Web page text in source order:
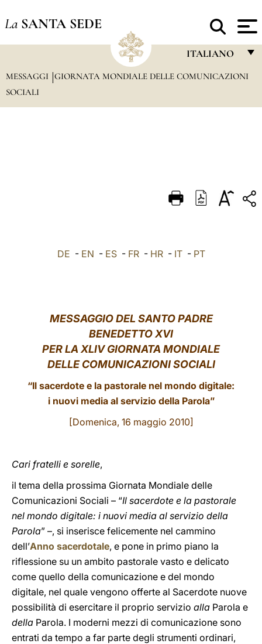
La SANTA SEDE
ITALIANO
FRANÇAIS
DEUTSCH
中文
MESSAGGI
GIORNATA MONDIALE DELLE COMUNICAZIONI
SOCIALI
DE - EN - ES- FR- HR- IT- PT
MESSAGGIO DEL SANTO PADRE
BENEDETTO XVI
PER LA XLIV GIORNATA MONDIALE
DELLE COMUNICAZIONI SOCIALI
“Il sacerdote e la pastorale nel mondo digitale:
i nuovi media al servizio della Parola”
[Domenica, 16 maggio 2010]
Cari fratelli e sorelle,
il tema della prossima Giornata Mondiale delle
Comunicazioni Sociali – “Il sacerdote e la pastorale
nel mondo digitale: i nuovi media al servizio della
Parola” –, si inserisce felicemente nel cammino
dell’Anno sacerdotale, e pone in primo piano la
riflessione su un ambito pastorale vasto e delicato
come quello della comunicazione e del mondo
digitale, nel quale vengono offerte al Sacerdote nuove
possibilità di esercitare il proprio servizio alla Parola e
della Parola. I moderni mezzi di comunicazione sono
entrati da tempo a far parte degli strumenti ordinari,